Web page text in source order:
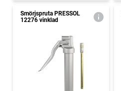
Smörjspruta PRESSOL
12276 vinklad